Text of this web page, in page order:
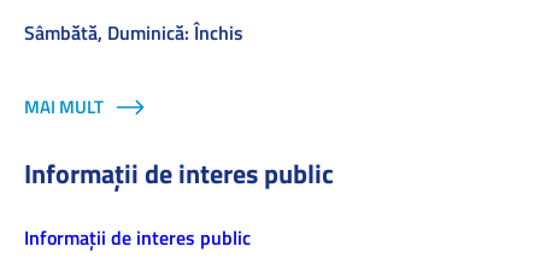
Sâmbătă, Duminică: Închis
MAI MULT
Informații de interes public
Informaţii de interes public